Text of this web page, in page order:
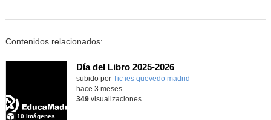
Contenidos relacionados:
Día del Libro 2025-2026
subido por Tic ies quevedo madrid
10 imágenes
hace 3 meses
349visualizaciones